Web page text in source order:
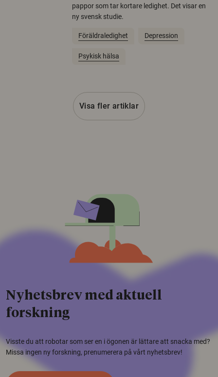
pappor som tar kortare ledighet. Det visar en
ny svensk studie.
Föräldraledighet Depression
Psykisk hälsa
Visa fler artiklar
Nyhetsbrev med aktuell
forskning
Visste du att robotar som ser en i ögonen är lättare att snacka med?
Missa ingen ny forskning, prenumerera på vårt nyhetsbrev!